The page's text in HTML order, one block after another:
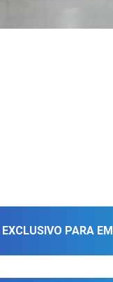
PARA